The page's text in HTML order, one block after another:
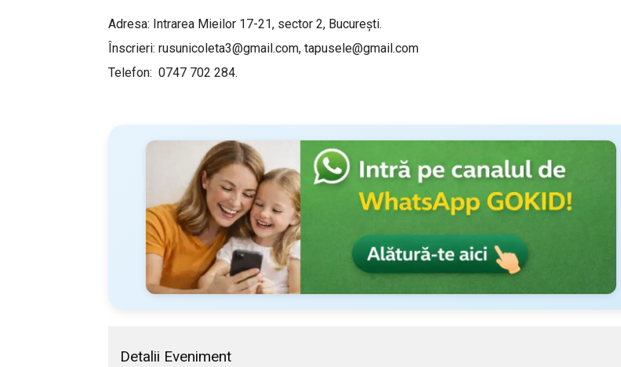
Adresa: Intrarea Mieilor 17-21, sector 2, Bucureşti.
Înscrieri: rusunicoleta3@gmail.com, tapusele@gmail.com
Telefon: 0747 702 284.
Detalii Eveniment